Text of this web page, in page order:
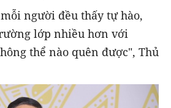
người đều thấy tự hào,
lớp nhiều hơn với
thể nào quên được", Thủ